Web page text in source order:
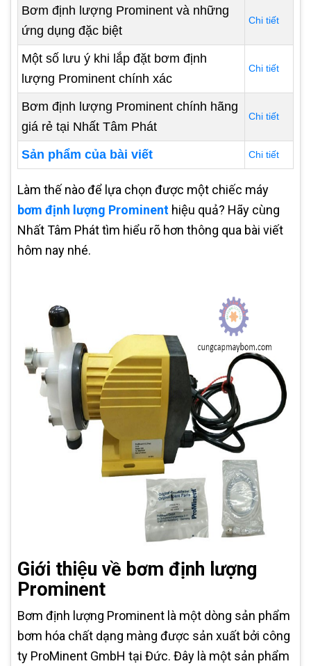
Bơm định lượng Prominent và những
ứng dụng đặc biệt
Chi tiết
Một số lưu ý khi lắp đặt bơm định
lượng Prominent chính xác
Chi tiết
Bơm định lượng Prominent chính hãng
giá rẻ tại Nhất Tâm Phát
Chi tiết
Sản phẩm của bài viết Chi tiết
Làm thế nào để lựa chọn được một chiếc máy
bơm định lượng Prominent hiệu quả? Hãy cùng
Nhất Tâm Phát tìm hiểu rõ hơn thông qua bài viết
hôm nay nhé.
Giới thiệu về bơm định lượng
Prominent
Bơm định lượng Prominent là một dòng sản phẩm
bơm hóa chất dạng màng được sản xuất bởi công
ty ProMinent GmbH tại Đức. Đây là một sản phẩm